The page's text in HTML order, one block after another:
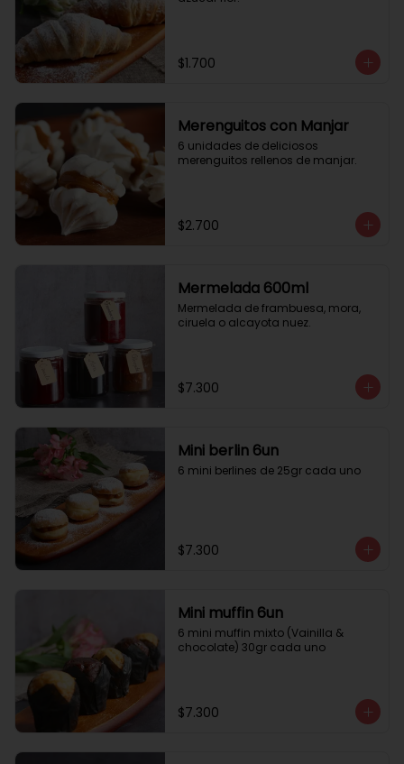
$1.700
Merenguitos con Manjar
6 unidades de deliciosos
merenguitos rellenos de manjar.
$2.700
Mermelada 600ml
Mermelada de frambuesa, mora,
ciruela o alcayota nuez.
$7.300
Mini berlin 6un
6 mini berlines de 25gr cada uno
$7.300
Mini muffin 6un
6 mini muffin mixto (Vainilla &
chocolate) 30gr cada uno
$7.300